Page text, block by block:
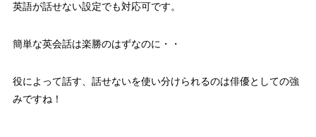
英語が話せない設定でも対応可です。
簡単な英会話は楽勝のはずなのに・・
役によって話す、話せないを使い分けられるのは俳優としての強
みですね！